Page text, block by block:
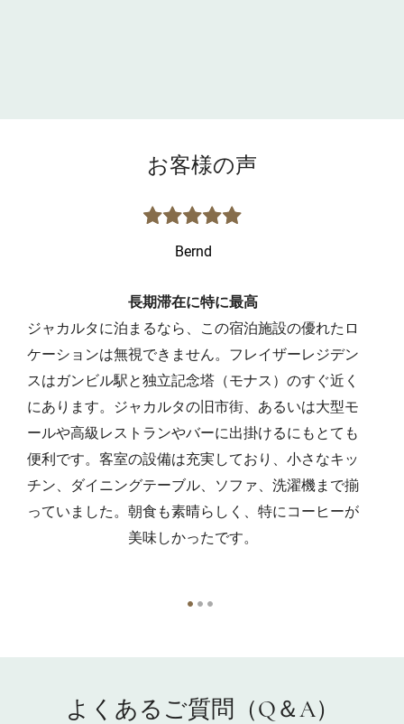
お客様の声
Bernd
長期滞在に特に最高
ジャカルタに泊まるなら、この宿泊施設の優れたロ
ケーションは無視できません。フレイザーレジデン
スはガンビル駅と独立記念塔（モナス）のすぐ近く
にあります。ジャカルタの旧市街、あるいは大型モ
ールや高級レストランやバーに出掛けるにもとても
便利です。客室の設備は充実しており、小さなキッ
チン、ダイニングテーブル、ソファ、洗濯機まで揃
っていました。朝食も素晴らしく、特にコーヒーが
美味しかったです。
よくあるご質問（Q＆A）